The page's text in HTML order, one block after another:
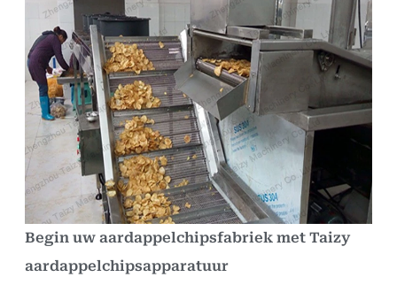
Begin uw aardappelchipsfabriek met Taizy
aardappelchipsapparatuur